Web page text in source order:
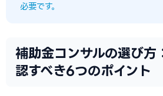
必要です。
補助金コンサルの選び方
認すべき6つのポイント